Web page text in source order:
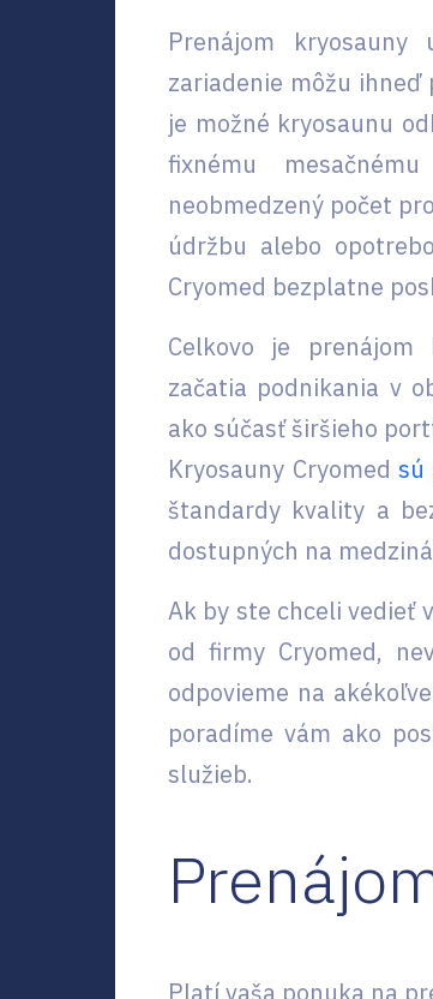
Prenájom
zariadenie môžu ihneď
je možné kryosaunu
fixnému
neobmedzený počet
údržbu alebo
Cryomed bezplatne
Celkovo je prenájom
začatia podnikania v
ako súčasť širšieho
Kryosauny Cryomedsú
štandardy kvality a
dostupných na
Ak by ste chceli vedieť
od firmy Cryomed,
odpovieme na
poradíme vám ako
služieb.
Platí vaša ponuka na